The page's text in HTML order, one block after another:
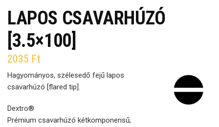
LAPOS CSAVARHÚZÓ
[3.5×100]
2035 Ft
Hagyományos, szélesedő fejű lapos
csavarhúzó [flared tip].
Dextro®
Prémium csavarhúzó kétkomponensű,